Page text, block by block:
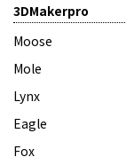
3DMakerpro
Moose
Mole
Lynx
Eagle
Fox